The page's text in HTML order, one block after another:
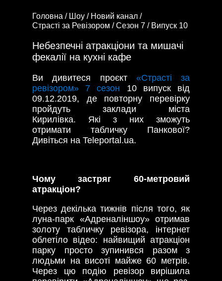
Головна / Шоу / Новий канал /
Страсті за Ревізором /Сезон 7 / Випуск 10
Небезпечні атракціони та мишачі
фекалії на кухні кафе
Ви дивитеся проєкт «Страсті за
ревізором» 7 сезон 10 випуск від
09.12.2019, де повторну перевірку
пройдуть заклади міста
Кирилівка. Які з них зможуть
отримати табличку Панкової?
Дивіться на Teleportal.ua.
Чому застряг 60-метровий
атракціон?
Через декілька тижнів після того, як
луна-парк «Адреналіншоу» отримав
золоту табличку ревізора, інтернет
облетіло відео: найвищий атракціон
парку просто зупинився разом з
людьми на висоті майже 60 метрів.
Через цю подію ревізор вирішила